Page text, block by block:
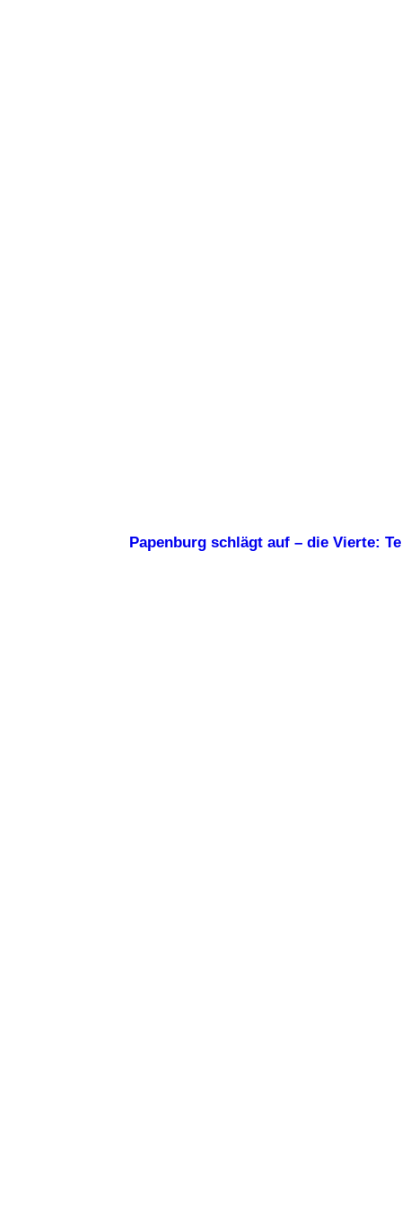
Papenburg schlägt auf – die Vierte: